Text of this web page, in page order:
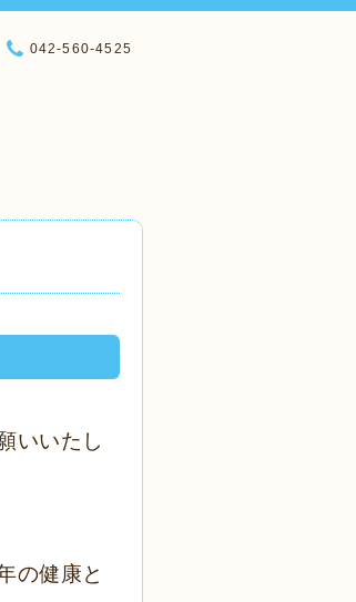
042-560-4525
いいたし
の健康と